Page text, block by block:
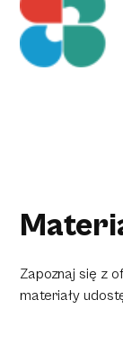
Zapoznaj się z
materiały